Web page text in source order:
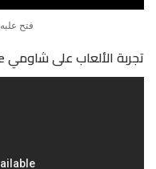
فتح علبه Xiaomi Mi 9 Lite
تجربة الألعاب على شاومي Mi 9 Lite